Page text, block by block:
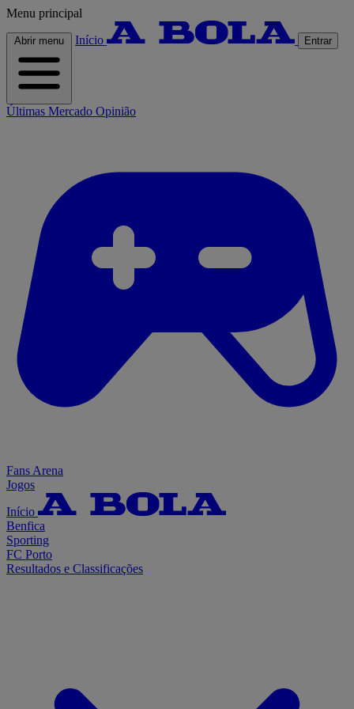
Menu principal
Abrir menu Início Entrar
Últimas Mercado Opinião
Fans Arena
Jogos
Início
Benfica
Sporting
FC Porto
Resultados e Classificações